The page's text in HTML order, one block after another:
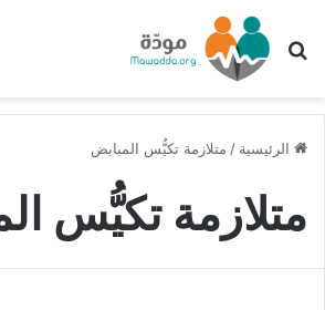
بحث عن
الرئيسية / متلازمة تكيُّس المبايض
متلازمة تكيُّس